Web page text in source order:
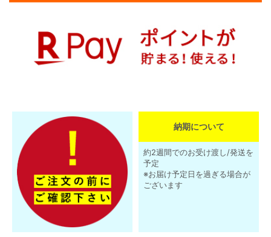
納期について
約2週間でのお受け渡し/発送を
予定
※お届け予定日を過ぎる場合が
ございます